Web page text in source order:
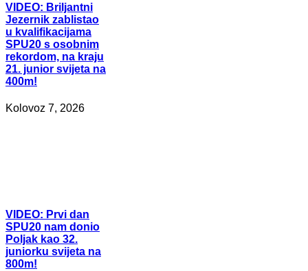
VIDEO: Briljantni
Jezernik zablistao
u kvalifikacijama
SPU20 s osobnim
rekordom, na kraju
21. junior svijeta na
400m!
Kolovoz 7, 2026
VIDEO: Prvi dan
SPU20 nam donio
Poljak kao 32.
juniorku svijeta na
800m!